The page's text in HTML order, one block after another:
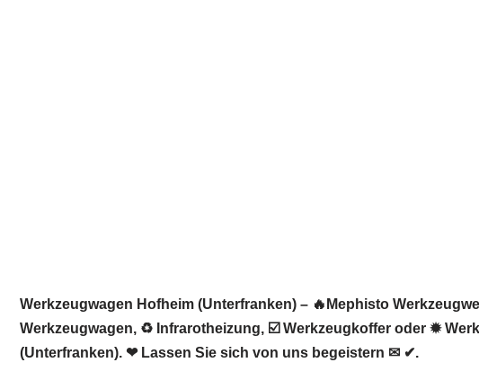
Werkzeugwagen Hofheim (Unterfranken) – 🔥Mephisto
Werkzeugwagen, ♻ Infrarotheizung, ☑️ Werkzeugkoffer oder ✹
(Unterfranken). ❤ Lassen Sie sich von uns begeistern ✉ ✔.